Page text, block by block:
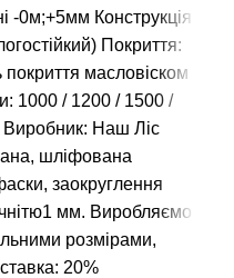
-0м;+5мм Конструкція
Покриття:
масловіском
1000 / 1200 / 1500 /
Наш Ліс
шліфована
заокруглення
мм. Виробляємо
розмірами,
20%